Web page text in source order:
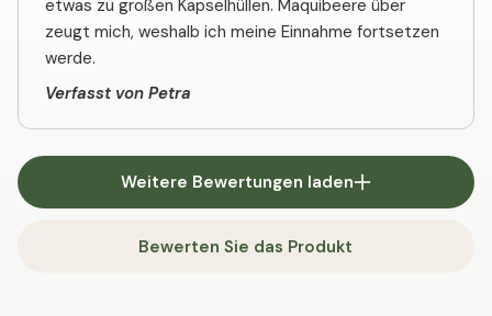
etwas zu großen Kapselhüllen. Maquibeere über
zeugt mich, weshalb ich meine Einnahme fortsetzen
werde.
Verfasst von Petra
Weitere Bewertungen laden
Bewerten Sie das Produkt